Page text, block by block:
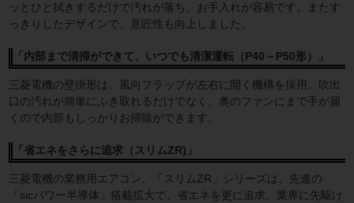
ッとひと拭きするだけで汚れが落ち、お手入れが容易です。またす
っきりしたデザインで、意匠性も向上しました。
「内部まで清掃ができて、いつでも清潔運転（P40～P50形）」
三菱電機の壁掛形は、風向フラップが左右に開く機構を採用。吹出
口の汚れが簡単にふき取れるだけでなく、奥のファンにまで手が届
くので内部もしっかりお掃除ができます。
「省エネをさらに追求（スリムZR)」
三菱電機の業務用エアコン、「スリムZR」シリーズは、先進の
「sicパワー半導体」搭載拡大で、省エネを更に追求。業界に先駆け